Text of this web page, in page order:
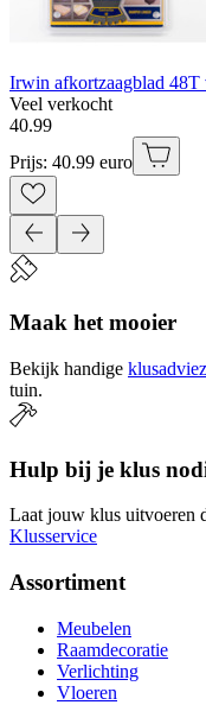
Irwin afkortzaagblad
Veel verkocht
40.99
Prijs: 40.99 euro
Maak het mooier
Bekijk handige
tuin.
Hulp bij je klus
Laat jouw klus uitvoeren
Klusservice
Assortiment
Meubelen
Raamdecoratie
Verlichting
Vloeren